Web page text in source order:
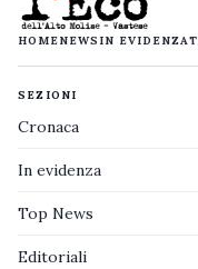
HOMENEWS IN EVIDENZA
SEZIONI
Cronaca
In evidenza
Top News
Editoriali